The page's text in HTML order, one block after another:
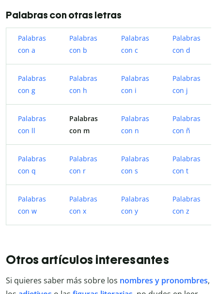
Palabras con otras letras
Palabras
con a
Palabras
con b
Palabras
con c
Palabras
con d
Palabras
con g
Palabras
con h
Palabras
con i
Palabras
con j
Palabras
con ll
Palabras
con m
Palabras
con n
Palabras
con ñ
Palabras
con q
Palabras
con r
Palabras
con s
Palabras
con t
Palabras
con w
Palabras
con x
Palabras
con y
Palabras
con z
Otros artículos interesantes
Si quieres saber más sobre los nombres y pronombres,